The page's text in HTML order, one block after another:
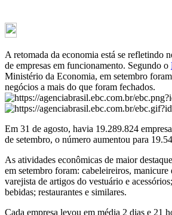
A retomada da economia está se refletindo
de empresas em funcionamento. Segundo o
Ministério da Economia, em setembro
negócios a mais do que foram fechados.
Em 31 de agosto, havia 19.289.824
de setembro, o número aumentou para
As atividades econômicas de maior
em setembro foram: cabeleireiros,
varejista de artigos do vestuário e
bebidas; restaurantes e similares.
Cada empresa levou em média 2 dias e 21